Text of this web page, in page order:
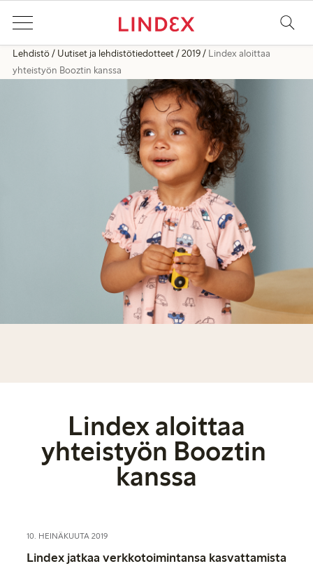
Lehdistö Uutiset ja lehdistötiedotteet 2019
Lindex aloittaa
yhteistyön Booztin kanssa
Lindex aloittaa
yhteistyön Booztin
kanssa
10. HEINÄKUUTA 2019
Lindex jatkaa verkkotoimintansa kasvattamista